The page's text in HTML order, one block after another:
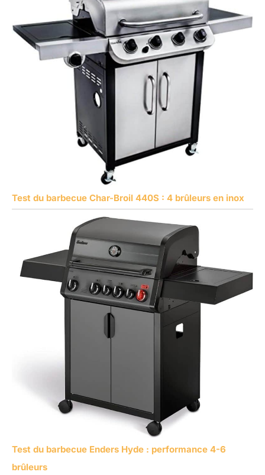
Test du barbecue Char-Broil 440S : 4 brûleurs en inox
Test du barbecue Enders Hyde : performance 4-6
brûleurs